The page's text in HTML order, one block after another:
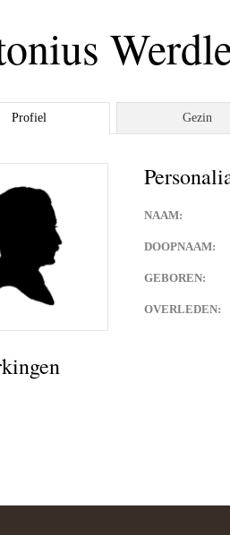
Profiel Gezin
NAAM:
DOOPNAAM:
GEBOREN:
OVERLEDEN: